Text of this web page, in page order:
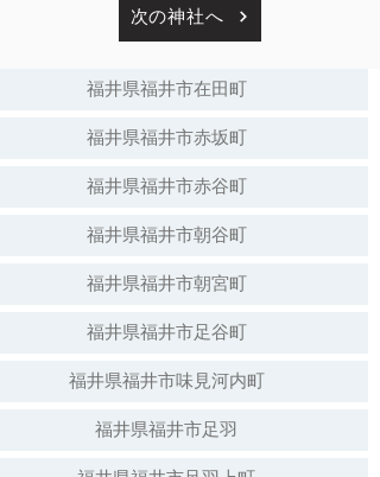
次の神社へ
福井県福井市在田町
福井県福井市赤坂町
福井県福井市赤谷町
福井県福井市朝谷町
福井県福井市朝宮町
福井県福井市足谷町
福井県福井市味見河内町
福井県福井市足羽